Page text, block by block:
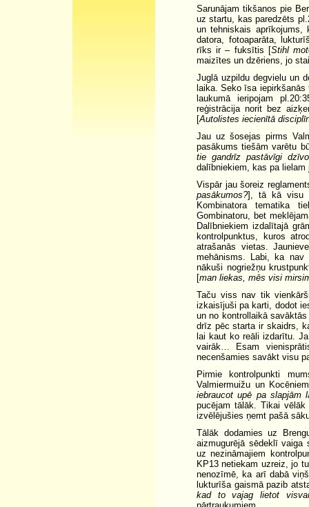
Sarunājam tikšanos pie
uz startu, kas paredzēts
un tehniskais
datora, fotoaparāta,
rīks ir – fuksītis [Stihl
maizītes un dzēriens, jo
Juglā uzpildu degvielu un
laika. Seko īsa
laukumā ieripojam
reģistrācija norit bez
[Autolistes iecienītā
Jau uz šosejas pirms
pasākums tiešām varētu
tie gandrīz pastāvīgi
dalībniekiem, kas pa
Vispār jau šoreiz
pasākumos?], tā kā visu
Kombinatora tematika
Gombinatoru, bet
Dalībniekiem izdalītajā
kontrolpunktus, kuros
atrašanās vietas.
mehānisms. Labi, ka nav
nākuši nogriežņu
[man liekas, mēs visi
Taču viss nav tik
izkaisījuši pa karti, dodot
un no kontrollaikā
drīz pēc starta ir skaidrs,
lai kaut ko reāli izdarītu.
vairāk… Esam
necenšamies savākt visu
Pirmie kontrolpunkti
Valmiermuižu un
iebraucot upē pa slapjām
pucējam tālāk. Tikai
izvēlējušies ņemt pašā
Tālāk dodamies uz
aizmugurējā sēdeklī vaiga
uz nezināmajiem
KP13 netiekam uzreiz, jo
nenozīmē, ka arī dabā
lukturīša gaismā pazib
kad to vajag lietot